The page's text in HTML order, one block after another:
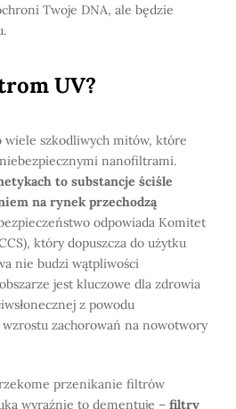
Twoje DNA, ale będzie
UV?
wiele szkodliwych mitów, które
niebezpiecznymi nanofiltrami.
to substancje ściśle
na rynek przechodzą
odpowiada Komitet
który dopuszcza do użytku
nie budzi wątpliwości
jest kluczowe dla zdrowia
z powodu
zachorowań na nowotwory
przenikanie filtrów
wyraźnie to dementuje – filtry